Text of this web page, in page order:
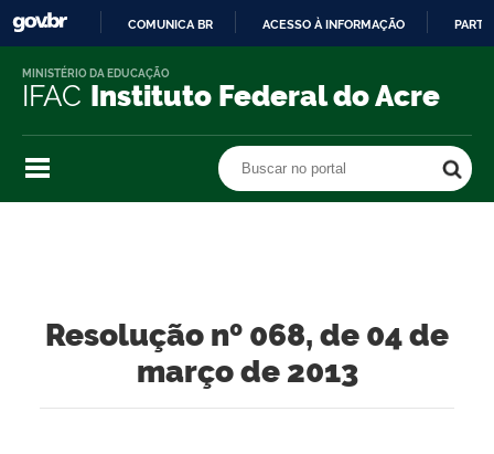
O
COMUNICA BR ACESSO À INFORMAÇÃO
IFAC Instituto Federal do Acre
MINISTÉRIO DA EDUCAÇÃO
Buscar no portal
Resolução nº 068, de 04 de
março de 2013